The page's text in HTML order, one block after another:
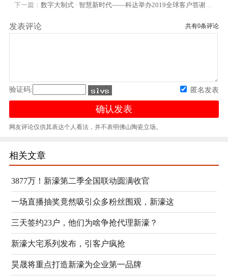
下一篇： 数字大制式 · 智慧新时代——科达举办2019全球客户答谢晚宴
发表评论 共有0条评论
验证码: 匿名发表
网友评论仅供其表达个人看法，并不表明佛山陶瓷立场。
相关文章
3877万！新濠第二季全国联动圆满收官
一场直播抽奖竟然吸引众多粉丝围观，新濠这
三天签约23户，他们为啥争抢代理新濠？
新濠大宅系列发布，引客户疯抢
昊晟将重点打造新濠为企业第一品牌